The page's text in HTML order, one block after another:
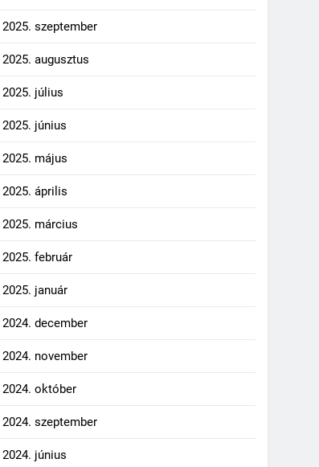
2025. szeptember
2025. augusztus
2025. július
2025. június
2025. május
2025. április
2025. március
2025. február
2025. január
2024. december
2024. november
2024. október
2024. szeptember
2024. június